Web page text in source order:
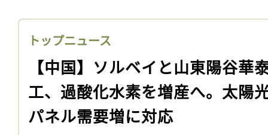
トップニュース
【中国】ソルベイと山東陽谷華
工、過酸化水素を増産へ。太陽
パネル需要増に対応